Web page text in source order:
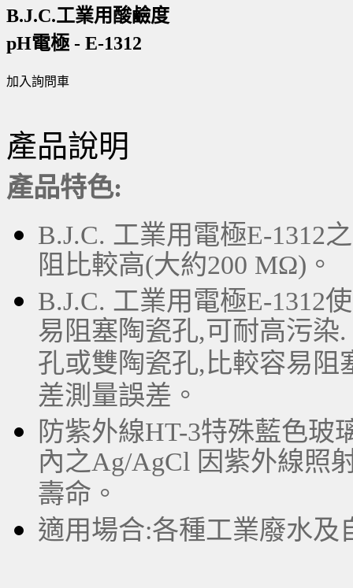
B.J.C.工業用酸鹼度
pH電極 - E-1312
加入詢問車
產品說明
產品特色:
B.J.C. 工業用電極E-1312
阻比較高(大約200 MΩ)。
B.J.C. 工業用電極E-1312
易阻塞陶瓷孔,可耐高污
孔或雙陶瓷孔,比較容易
差測量誤差。
防紫外線HT-3特殊藍色玻
內之Ag/AgCl 因紫外線照
壽命。
適用場合:各種工業廢水